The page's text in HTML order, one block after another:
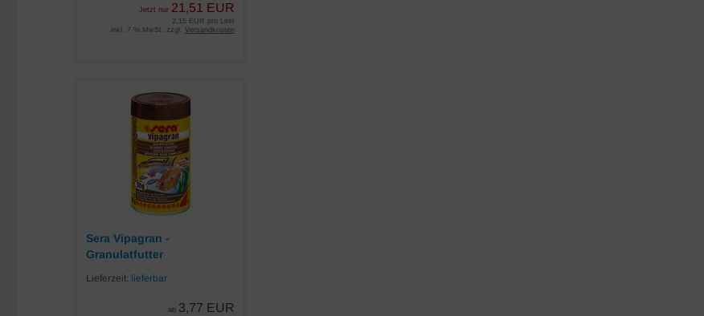
Jetzt nur 21,51 EUR
2,15 EUR pro Liter
inkl. 7 % MwSt. zzgl. Versandkosten
Sera Vipagran -
Granulatfutter
Lieferzeit: lieferbar
ab 3,77 EUR